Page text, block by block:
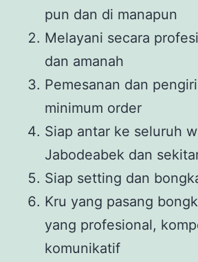
pun dan di manapun
Melayani secara
dan amanah
Pemesanan dan
minimum order
Siap antar ke seluruh
Jabodeabek dan
Siap setting dan
Kru yang pasang
yang profesional,
komunikatif